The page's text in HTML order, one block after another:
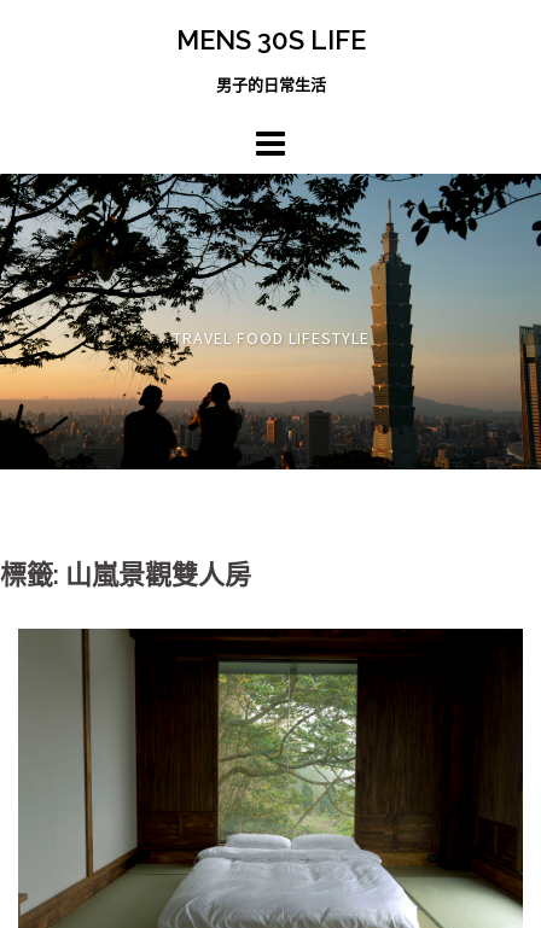
MENS 30S LIFE
男子的日常生活
TRAVEL FOOD LIFESTYLE
標籤: 山嵐景觀雙人房